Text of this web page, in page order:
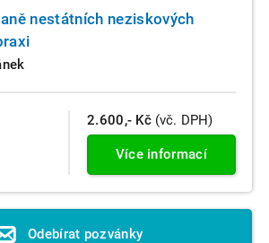
nestátních neziskových
2.600,- Kč (vč. DPH)
Více informací
Odebírat pozvánky